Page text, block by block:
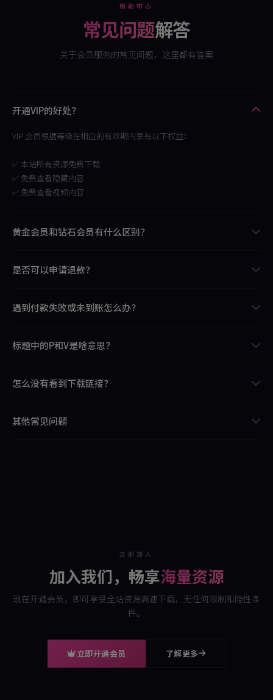
帮助中心
常见问题解答
关于会员服务的常见问题，这里都有答案
开通VIP的好处？
VIP 会员根据等级在相应的有效期内享有以下权益：
✅ 本站所有资源免费下载
✅ 免费查看隐藏内容
✅ 免费查看视频内容
黄金会员和钻石会员有什么区别？
钻石会员：永久有效，每日下载无限制
是否可以申请退款？
问，建议先联系站长咨询确认。
遇到付款失败或未到账怎么办？
可以在个人中心的订单管理中查看状态，截图联系管理员处理即可。
标题中的P和V是啥意思？
传文件中可能存在水印，请理解。
怎么没有看到下载链接？
后会自动跳转。
其他常见问题
5. 若发现源站内容有更新，在文章评论区留言即可。合集资源挂了请私
信或在帖子下方评论。
立即加入
加入我们，畅享海量资源
现在开通会员，即可享受全站资源高速下载，无任何限制和隐性条
件。
立即开通会员 了解更多